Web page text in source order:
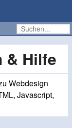
& Hilfe
Webdesign
Javascript,